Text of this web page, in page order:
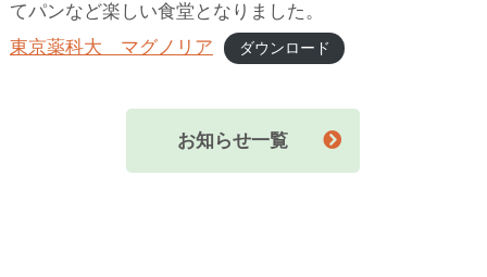
てパンなど楽しい食堂となりました。
東京薬科大 マグノリア
ダウンロード
お知らせ一覧